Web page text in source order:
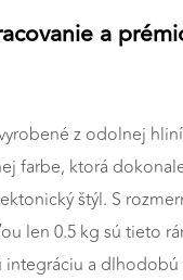
a
z odolnej
farbe, ktorá
štýl. S
len 0.5 kg sú tieto
a